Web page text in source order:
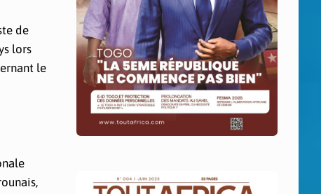
de
lors
le